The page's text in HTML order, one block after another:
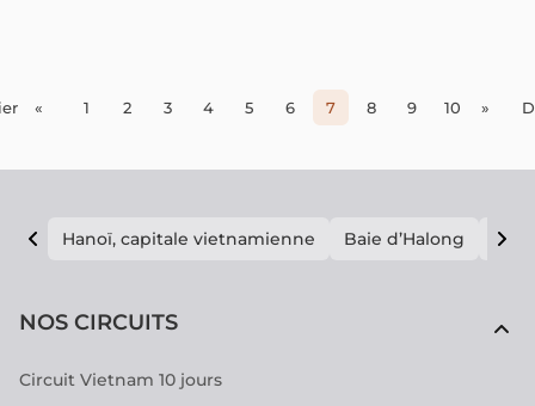
« 1 2 3 4 5 6 7 8 9 10 »
Hanoï, capitale vietnamienne Baie d’Halong E
NOS CIRCUITS
Circuit Vietnam 10 jours